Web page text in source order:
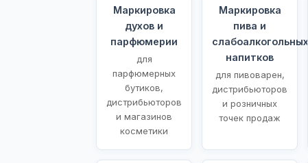
Маркировка
духов и
парфюмерии
для
парфюмерных
бутиков,
дистрибьюторов
и магазинов
косметики
Маркировка
пива и
слабоалкогольных
напитков
для пивоварен,
дистрибьюторов
и розничных
точек продаж